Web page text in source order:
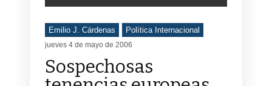
Emilio J. Cárdenas Política Internacional
jueves 4 de mayo de 2006
Sospechosas